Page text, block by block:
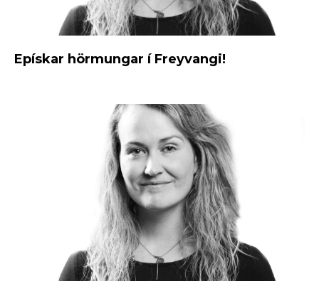
Epískar hörmungar í Freyvangi!